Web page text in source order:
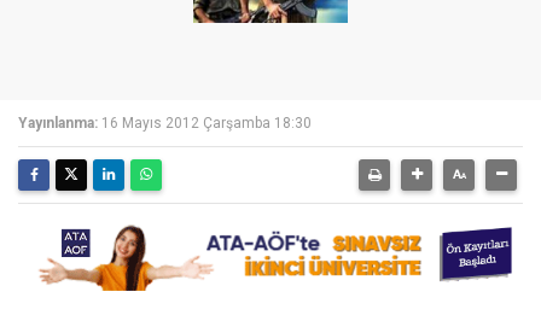
Yayınlanma: 16 Mayıs 2012 Çarşamba 18:30